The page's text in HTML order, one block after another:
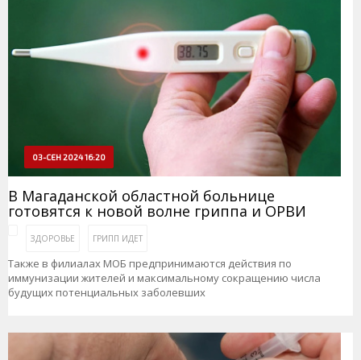
03-СЕН 2024 16:20
В Магаданской областной больнице
готовятся к новой волне гриппа и ОРВИ
ЗДОРОВЬЕ ГРИПП ИДЕТ
Также в филиалах МОБ предпринимаются действия по
иммунизации жителей и максимальному сокращению числа
будущих потенциальных заболевших